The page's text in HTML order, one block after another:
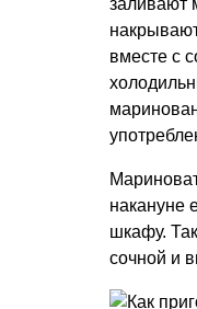
вместе с
накануне
шкафу.
сочной и